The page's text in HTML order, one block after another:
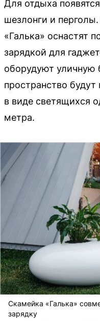
Для отдыха
шезлонги и
«Галька» оснастят
зарядкой для
оборудуют уличную
пространство будут
в виде светящихся
метра.
Скамейка «Галька»
зарядку